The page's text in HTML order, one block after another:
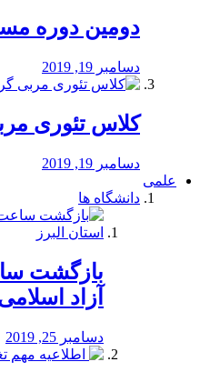
دومین دوره
دسامبر 19, 2019
کلاس تئوری
دسامبر 19, 2019
علمی
دانشگاه ها
بازگشت
آزاد
دسامبر 25, 2019